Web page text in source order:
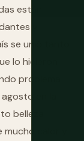
están
y
se unió tanto
lo hicieron
problema
en la
belleza
calor y